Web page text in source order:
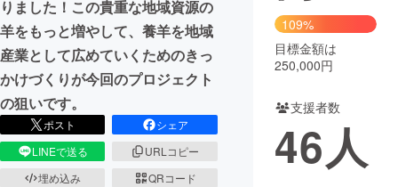
CAMPFIRE for Social Good
CAMPFIRE Creation
CAMPFIREふるさと納税machi-ya コミュニティ
りました！この貴重な地域資源の
羊をもっと増やして、養羊を地域
産業として広めていくためのきっ
かけづくりが今回のプロジェクト
の狙いです。
ポスト
シェア
LINEで送る
URLコピー
埋め込み
QRコード
109%
目標金額は
250,000円
支援者数
46人